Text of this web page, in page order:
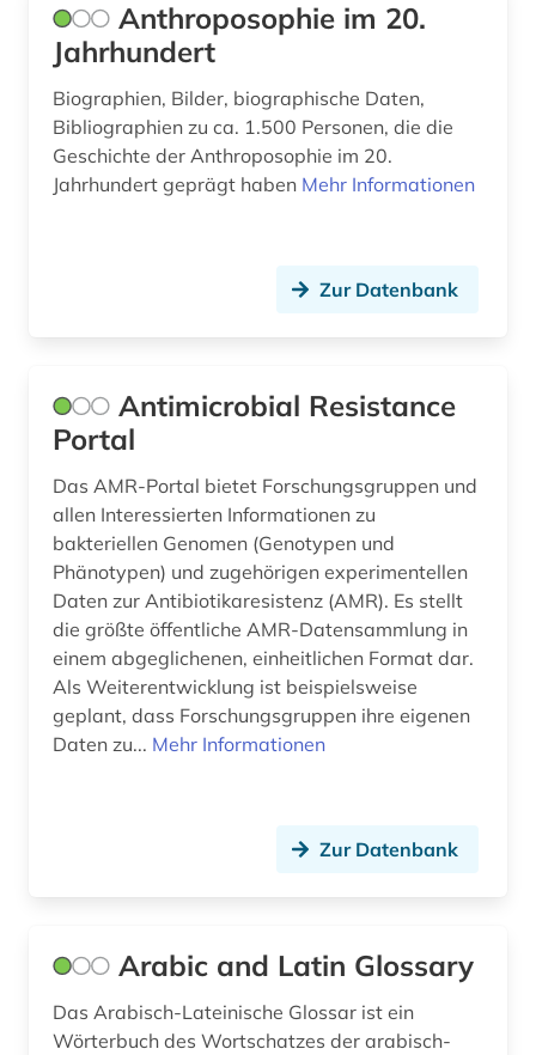
globalisierung (1)
glossar (1)
goethe (1)
großbritannien (1)
handschrift (1)
hannover (1)
hebammenwissenschaft (1)
heilbehandlung (1)
heilpflanzen (3)
hirnforschung (1)
hof (1)
homöopathie (4)
Anthroposophie im 20.
Jahrhundert
Biographien, Bilder, biographische Daten,
Bibliographien zu ca. 1.500 Personen, die die
Geschichte der Anthroposophie im 20.
Jahrhundert geprägt haben Mehr Informationen
Zur Datenbank
Antimicrobial Resistance
Portal
Das AMR-Portal bietet Forschungsgruppen und
allen Interessierten Informationen zu
bakteriellen Genomen (Genotypen und
Phänotypen) und zugehörigen experimentellen
Daten zur Antibiotikaresistenz (AMR). Es stellt
die größte öffentliche AMR-Datensammlung in
einem abgeglichenen, einheitlichen Format dar.
Als Weiterentwicklung ist beispielsweise
geplant, dass Forschungsgruppen ihre eigenen
Daten zu... Mehr Informationen
Zur Datenbank
Arabic and Latin Glossary
Das Arabisch-Lateinische Glossar ist ein
Wörterbuch des Wortschatzes der arabisch-